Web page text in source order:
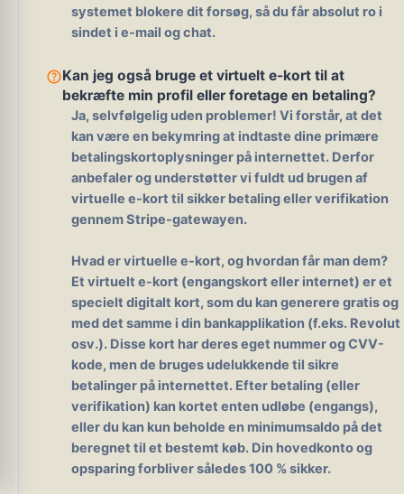
systemet blokere dit forsøg, så du får absolut ro i
sindet i e-mail og chat.
help_outlineKan jeg også bruge et virtuelt e-kort til at
bekræfte min profil eller foretage en betaling?
Ja, selvfølgelig uden problemer! Vi forstår, at det
kan være en bekymring at indtaste dine primære
betalingskortoplysninger på internettet. Derfor
anbefaler og understøtter vi fuldt ud brugen af
virtuelle e-kort til sikker betaling eller verifikation
gennem Stripe-gatewayen.
Hvad er virtuelle e-kort, og hvordan får man dem?
Et virtuelt e-kort (engangskort eller internet) er et
specielt digitalt kort, som du kan generere gratis og
med det samme i din bankapplikation (f.eks. Revolut
osv.). Disse kort har deres eget nummer og CVV-
kode, men de bruges udelukkende til sikre
betalinger på internettet. Efter betaling (eller
verifikation) kan kortet enten udløbe (engangs),
eller du kan kun beholde en minimumsaldo på det
beregnet til et bestemt køb. Din hovedkonto og
opsparing forbliver således 100 % sikker.